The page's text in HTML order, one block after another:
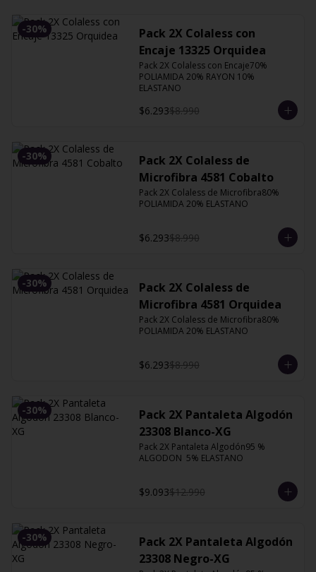
-30%
Pack 2X Colaless con
Encaje 13325 Orquidea
Pack 2X Colaless con Encaje70%
POLIAMIDA 20% RAYON 10%
ELASTANO
$6.293$8.990
-30%
Pack 2X Colaless de
Microfibra 4581 Cobalto
Pack 2X Colaless de Microfibra80%
POLIAMIDA 20% ELASTANO
$6.293$8.990
-30%
Pack 2X Colaless de
Microfibra 4581 Orquidea
Pack 2X Colaless de Microfibra80%
POLIAMIDA 20% ELASTANO
$6.293$8.990
-30%
Pack 2X Pantaleta Algodón
23308 Blanco-XG
Pack 2X Pantaleta Algodón95 %
ALGODON  5% ELASTANO
$9.093$12.990
-30%
Pack 2X Pantaleta Algodón
23308 Negro-XG